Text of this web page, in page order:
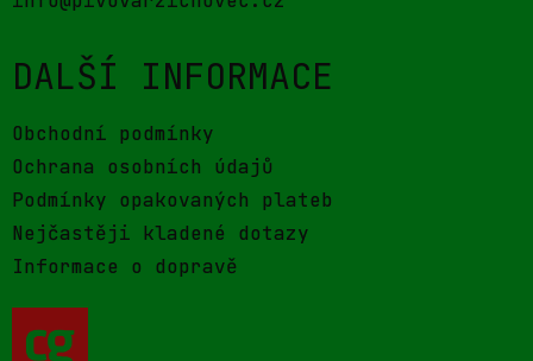
DALŠÍ INFORMACE
Obchodní podmínky
Ochrana osobních údajů
Podmínky opakovaných plateb
Nejčastěji kladené dotazy
Informace o dopravě